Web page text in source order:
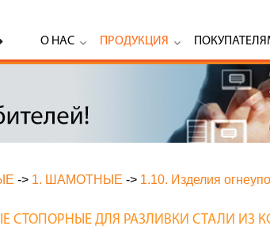
О НАС ПРОДУКЦИЯ
-> 1. ШАМОТНЫЕ -> 1.10. Изделия
СТОПОРНЫЕ ДЛЯ РАЗЛИВКИ СТАЛИ ИЗ